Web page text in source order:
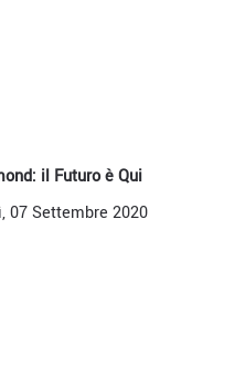
il Futuro è Qui
07 Settembre 2020